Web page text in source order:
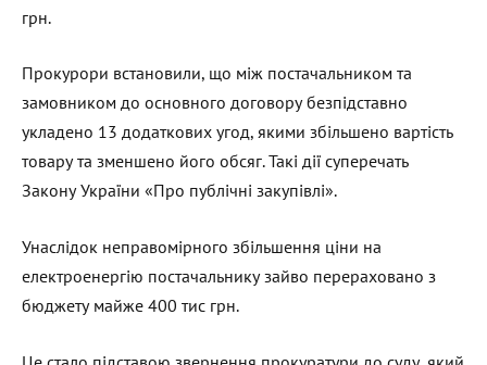
грн.
Прокурори встановили, що між постачальником та
замовником до основного договору безпідставно
укладено 13 додаткових угод, якими збільшено вартість
товару та зменшено його обсяг. Такі дії суперечать
Закону України «Про публічні закупівлі».
Унаслідок неправомірного збільшення ціни на
електроенергію постачальнику зайво перераховано з
бюджету майже 400 тис грн.